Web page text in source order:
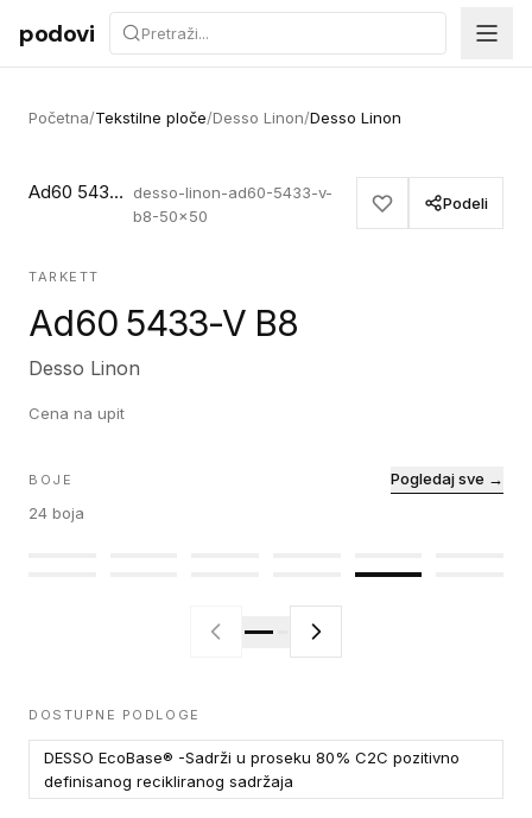
Preskoči na sadržaj
podovi
Početna/Tekstilne ploče/Desso Linon/Desso Linon
Ad60 5433-V B8
desso-linon-ad60-5433-v-
b8-50x50
Podeli
TARKETT
Ad60 5433-V B8
Desso Linon
Cena na upit
BOJE
24 boja
Pogledaj sve →
DOSTUPNE PODLOGE
DESSO EcoBase® -Sadrži u proseku 80% C2C pozitivno
definisanog recikliranog sadržaja